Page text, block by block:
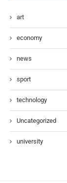
art
economy
news
sport
technology
Uncategorized
university